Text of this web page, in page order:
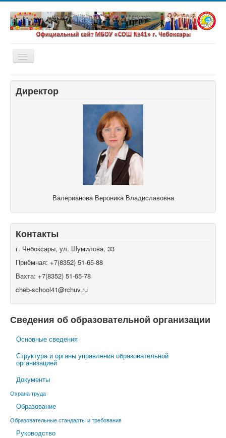
Включить/
выключить
Главная
Новости
Директор
Валерианова Вероника Владиславовна
Контакты
г. Чебоксары, ул. Шумилова, 33
Приёмная: +7(8352) 51-65-88
Вахта: +7(8352) 51-65-78
cheb-school41@rchuv.ru
Сведения об образовательной организации
Основные сведения
Структура и органы управления образовательной
организацией
Документы
Охрана труда
Образование
Образовательные стандарты и требования
Руководство